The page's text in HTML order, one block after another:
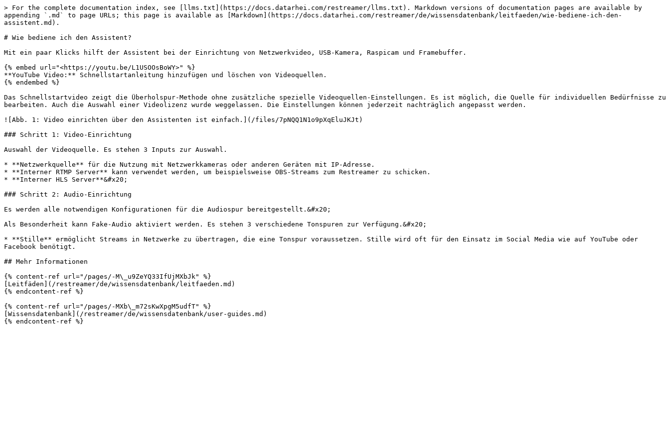
> For the complete documentation index, see [llms.txt](https://docs.datarhei.com/restreamer/llms.txt). Markdown versions of documentation pages are available by
appending `.md` to page URLs; this page is available as [Markdown](https://docs.datarhei.com/restreamer/de/wissensdatenbank/leitfaeden/wie-bediene-ich-den-
assistent.md).
# Wie bediene ich den Assistent?
Mit ein paar Klicks hilft der Assistent bei der Einrichtung von Netzwerkvideo, USB-Kamera, Raspicam und Framebuffer.
{% embed url="<https://youtu.be/L1USOOsBoWY>" %}
**YouTube Video:** Schnellstartanleitung hinzufügen und löschen von Videoquellen.
{% endembed %}
Das Schnellstartvideo zeigt die Überholspur-Methode ohne zusätzliche spezielle Videoquellen-Einstellungen. Es ist möglich, die Quelle für individuellen Bedürfnisse zu
bearbeiten. Auch die Auswahl einer Videolizenz wurde weggelassen. Die Einstellungen können jederzeit nachträglich angepasst werden.
![Abb. 1: Video einrichten über den Assistenten ist einfach.](/files/7pNQQ1N1o9pXqEluJKJt)
### Schritt 1: Video-Einrichtung
Auswahl der Videoquelle. Es stehen 3 Inputs zur Auswahl.
* **Netzwerkquelle** für die Nutzung mit Netzwerkkameras oder anderen Geräten mit IP-Adresse.
* **Interner RTMP Server** kann verwendet werden, um beispielsweise OBS-Streams zum Restreamer zu schicken.
* **Interner HLS Server**&#x20;
### Schritt 2: Audio-Einrichtung
Es werden alle notwendigen Konfigurationen für die Audiospur bereitgestellt.&#x20;
Als Besonderheit kann Fake-Audio aktiviert werden. Es stehen 3 verschiedene Tonspuren zur Verfügung.&#x20;
* **Stille** ermöglicht Streams in Netzwerke zu übertragen, die eine Tonspur voraussetzen. Stille wird oft für den Einsatz im Social Media wie auf YouTube oder
Facebook benötigt.
## Mehr Informationen
{% content-ref url="/pages/-M\_u9ZeYQ33IfUjMXbJk" %}
[Leitfäden](/restreamer/de/wissensdatenbank/leitfaeden.md)
{% endcontent-ref %}
{% content-ref url="/pages/-MXb\_m72sKwXpgM5udfT" %}
[Wissensdatenbank](/restreamer/de/wissensdatenbank/user-guides.md)